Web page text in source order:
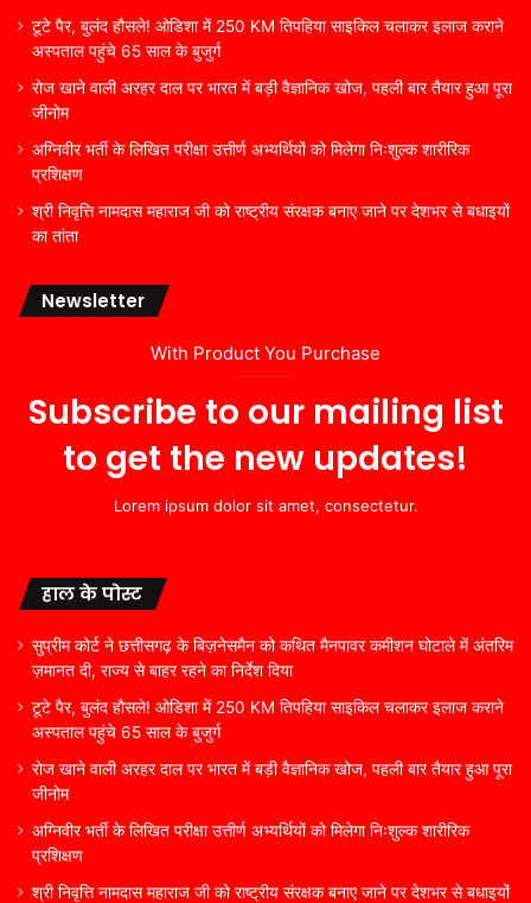
टूटे पैर, बुलंद हौसले! ओडिशा में 250 KM तिपहिया साइकिल चलाकर इलाज कराने
अस्पताल पहुंचे 65 साल के बुजुर्ग
रोज खाने वाली अरहर दाल पर भारत में बड़ी वैज्ञानिक खोज, पहली बार तैयार हुआ पूरा
जीनोम
अग्निवीर भर्ती के लिखित परीक्षा उत्तीर्ण अभ्यर्थियों को मिलेगा निःशुल्क शारीरिक
प्रशिक्षण
श्री निवृत्ति नामदास महाराज जी को राष्ट्रीय संरक्षक बनाए जाने पर देशभर से बधाइयों
का तांता
Newsletter
With Product You Purchase
Subscribe to our mailing list
to get the new updates!
Lorem ipsum dolor sit amet, consectetur.
हाल के पोस्ट
सुप्रीम कोर्ट ने छत्तीसगढ़ के बिज़नेसमैन को कथित मैनपावर कमीशन घोटाले में अंतरिम
ज़मानत दी, राज्य से बाहर रहने का निर्देश दिया
टूटे पैर, बुलंद हौसले! ओडिशा में 250 KM तिपहिया साइकिल चलाकर इलाज कराने
अस्पताल पहुंचे 65 साल के बुजुर्ग
रोज खाने वाली अरहर दाल पर भारत में बड़ी वैज्ञानिक खोज, पहली बार तैयार हुआ पूरा
जीनोम
अग्निवीर भर्ती के लिखित परीक्षा उत्तीर्ण अभ्यर्थियों को मिलेगा निःशुल्क शारीरिक
प्रशिक्षण
श्री निवृत्ति नामदास महाराज जी को राष्ट्रीय संरक्षक बनाए जाने पर देशभर से बधाइयों